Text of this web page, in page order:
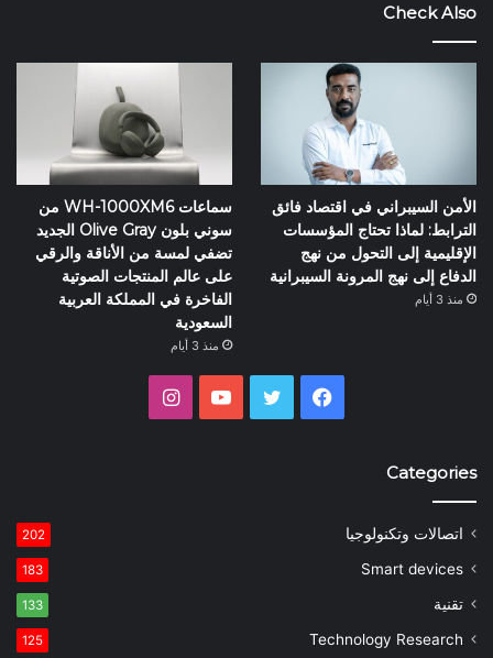
Check Also
الأمن السيبراني في اقتصاد فائق
الترابط: لماذا تحتاج المؤسسات
الإقليمية إلى التحول من نهج
الدفاع إلى نهج المرونة السيبرانية
منذ 3 أيام
سماعات WH-1000XM6 من
سوني بلون Olive Gray الجديد
تضفي لمسة من الأناقة والرقي
على عالم المنتجات الصوتية
الفاخرة في المملكة العربية
السعودية
منذ 3 أيام
فيسبوك تويتر يوتيوبانستقرام
Categories
اتصالات وتكنولوجيا 202
Smart devices
183
تقنية 133
Technology Research
125